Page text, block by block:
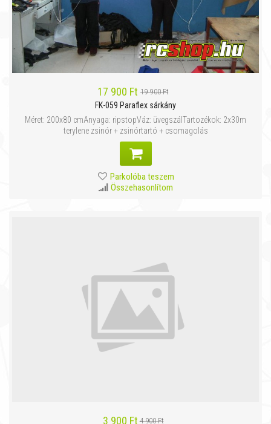
17 900 Ft 19 900 Ft
FK-059 Paraflex sárkány
Méret: 200x80 cmAnyaga: ripstopVáz: üvegszálTartozékok: 2x30m
terylene zsinór + zsinórtartó + csomagolás
Parkolóba teszem
Összehasonlítom
3 900 Ft 4 900 Ft